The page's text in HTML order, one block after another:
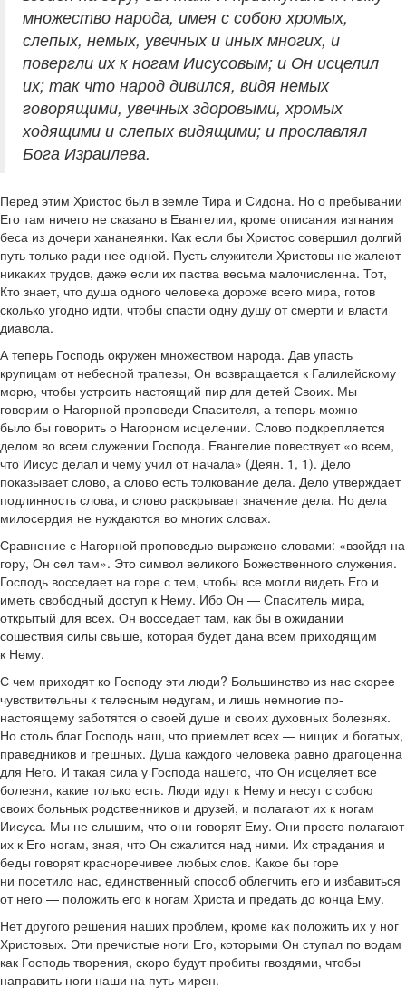
множество народа, имея с собою хромых,
слепых, немых, увечных и иных многих, и
повергли их к ногам Иисусовым; и Он исцелил
их; так что народ дивился, видя немых
говорящими, увечных здоровыми, хромых
ходящими и слепых видящими; и прославлял
Бога Израилева.
Перед этим Христос был в земле Тира и Сидона. Но о пребывании
Его там ничего не сказано в Евангелии, кроме описания изгнания
беса из дочери хананеянки. Как если бы Христос совершил долгий
путь только ради нее одной. Пусть служители Христовы не жалеют
никаких трудов, даже если их паства весьма малочисленна. Тот,
Кто знает, что душа одного человека дороже всего мира, готов
сколько угодно идти, чтобы спасти одну душу от смерти и власти
диавола.
А теперь Господь окружен множеством народа. Дав упасть
крупицам от небесной трапезы, Он возвращается к Галилейскому
морю, чтобы устроить настоящий пир для детей Своих. Мы
говорим о Нагорной проповеди Спасителя, а теперь можно
было бы говорить о Нагорном исцелении. Слово подкрепляется
делом во всем служении Господа. Евангелие повествует «о всем,
что Иисус делал и чему учил от начала» (Деян. 1, 1). Дело
показывает слово, а слово есть толкование дела. Дело утверждает
подлинность слова, и слово раскрывает значение дела. Но дела
милосердия не нуждаются во многих словах.
Сравнение с Нагорной проповедью выражено словами: «взойдя на
гору, Он сел там». Это символ великого Божественного служения.
Господь восседает на горе с тем, чтобы все могли видеть Его и
иметь свободный доступ к Нему. Ибо Он — Спаситель мира,
открытый для всех. Он восседает там, как бы в ожидании
сошествия силы свыше, которая будет дана всем приходящим
к Нему.
С чем приходят ко Господу эти люди? Большинство из нас скорее
чувствительны к телесным недугам, и лишь немногие по-
настоящему заботятся о своей душе и своих духовных болезнях.
Но столь благ Господь наш, что приемлет всех — нищих и богатых,
праведников и грешных. Душа каждого человека равно драгоценна
для Него. И такая сила у Господа нашего, что Он исцеляет все
болезни, какие только есть. Люди идут к Нему и несут с собою
своих больных родственников и друзей, и полагают их к ногам
Иисуса. Мы не слышим, что они говорят Ему. Они просто полагают
их к Его ногам, зная, что Он сжалится над ними. Их страдания и
беды говорят красноречивее любых слов. Какое бы горе
ни посетило нас, единственный способ облегчить его и избавиться
от него — положить его к ногам Христа и предать до конца Ему.
Нет другого решения наших проблем, кроме как положить их у ног
Христовых. Эти пречистые ноги Его, которыми Он ступал по водам
как Господь творения, скоро будут пробиты гвоздями, чтобы
направить ноги наши на путь мирен.